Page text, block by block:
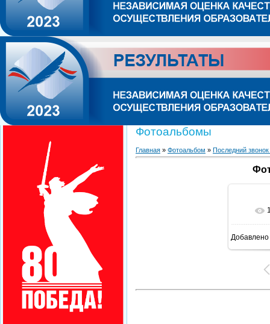
Фотоальбомы
Главная » Фотоальбом » Последний
Добавлено